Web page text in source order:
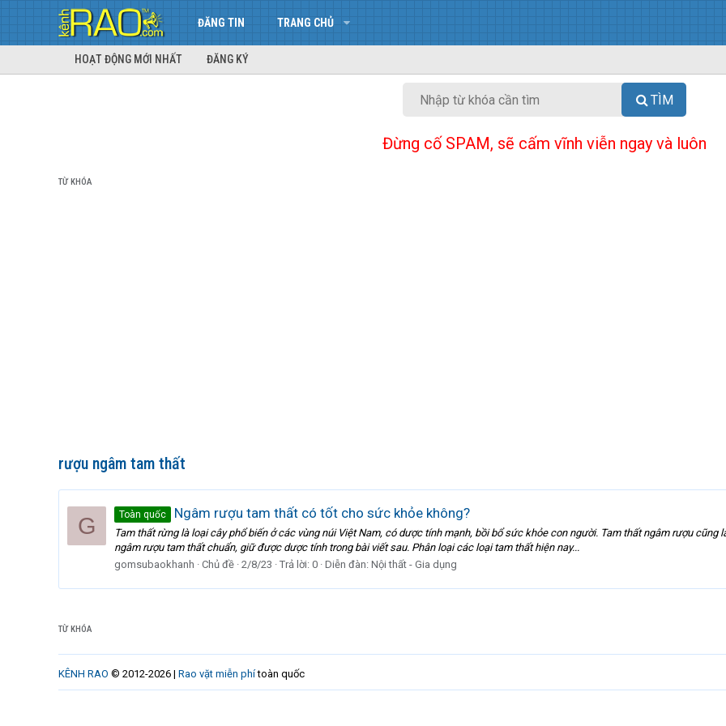
ĐĂNG TIN TRANG CHỦ
HOẠT ĐỘNG MỚI NHẤT ĐĂNG KÝ
TÌM
Đừng cố SPAM, sẽ cấm vĩnh viễn ngay và luôn
TỪ KHÓA
rượu ngâm tam thất
G Toàn quốc Ngâm rượu tam thất có tốt cho sức khỏe không?
Tam thất rừng là loại cây phổ biến ở các vùng núi Việt Nam, có dược tính mạnh, bồi bổ sức khỏe con người. Tam thất ngâm rượu
ngâm rượu tam thất chuẩn, giữ được dược tính trong bài viết sau. Phân loại các loại tam thất hiện nay...
gomsubaokhanh
Chủ đề 2/8/23 Trả lời: 0 Diễn đàn: Nội thất - Gia dụng
TỪ KHÓA
KÊNH RAO © 2012-2026 | Rao vặt miễn phítoàn quốc